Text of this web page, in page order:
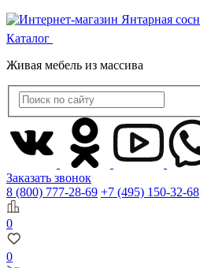
Каталог
Живая мебель из массива
Заказать звонок
8 (800) 777-28-69 +7 (495) 150-32-68
0
0